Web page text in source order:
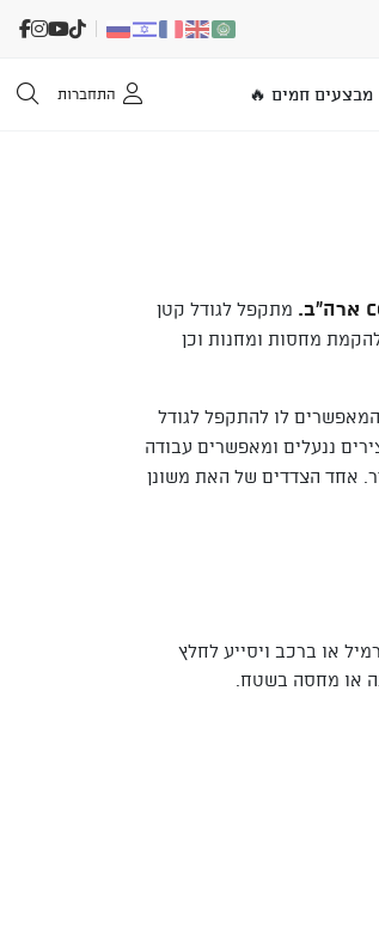
מבצעים חמים 🔥 התחברות
מתקפל לגודל קטן
מחסות ומחנות וכן
לו להתקפל לגודל
ננעלים ומאפשרים עבודה
אחד הצדדים של האת משונן
או ברכב ויסייע לחלץ
או מחסה בשטח.